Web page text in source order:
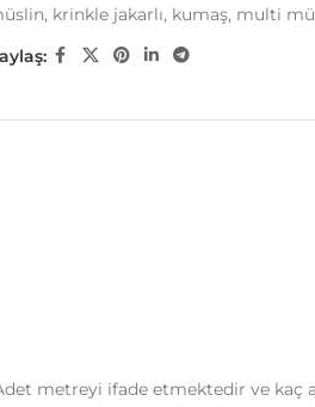
, krinkle jakarlı, kumaş, multi
metreyi ifade etmektedir ve kaç